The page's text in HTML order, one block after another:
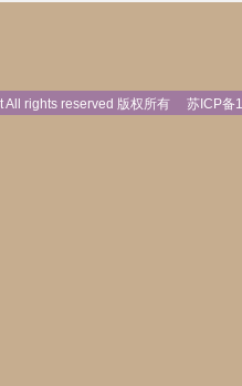
All rights reserved 版权所有 苏ICP备